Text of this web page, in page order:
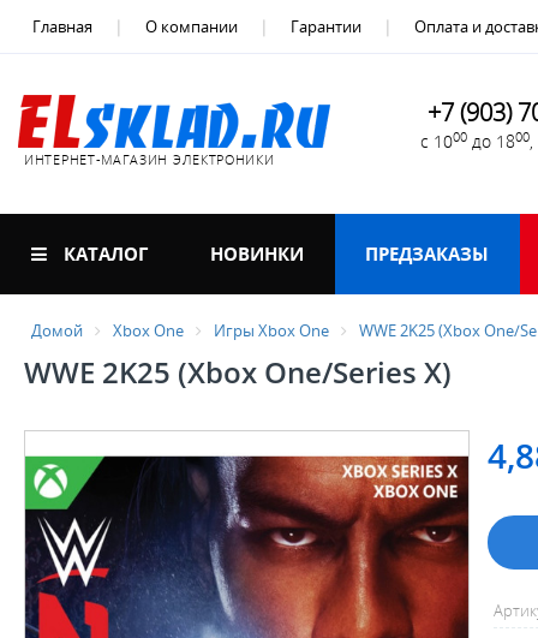
Главная О компании Гарантии Оплата и
ИНТЕРНЕТ-МАГАЗИН ЭЛЕКТРОНИКИ
+7 (903)
с 1000 до 1800
КАТАЛОГ НОВИНКИ ПРЕДЗАКАЗЫ
Домой Xbox One Игры Xbox One WWE 2K25 (Xbox One/
WWE 2K25 (Xbox One/Series X)